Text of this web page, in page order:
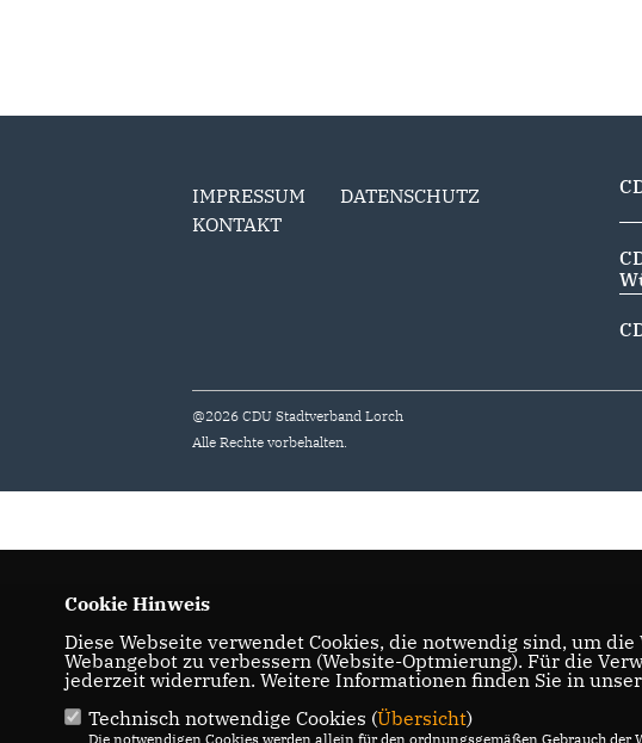
IMPRESSUM
DATENSCHUTZ
KONTAKT
@2026 CDU Stadtverband Lorch
Alle Rechte vorbehalten.
Cookie Hinweis
Diese Webseite verwendet Cookies, die notwendig sind, um
Webangebot zu verbessern (Website-Optmierung). Für die
jederzeit widerrufen. Weitere Informationen finden Sie in
Technisch notwendige Cookies (Übersicht)
Die notwendigen Cookies werden allein für den ordnungsgemäßen Gebrauch der